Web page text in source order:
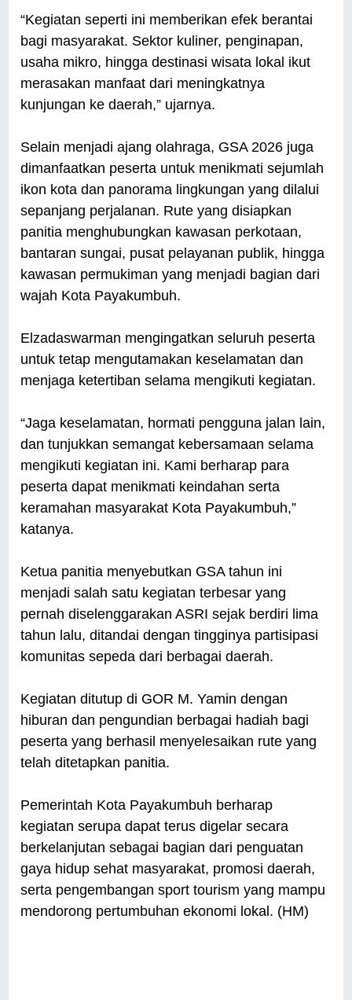
“Kegiatan seperti ini memberikan efek berantai
bagi masyarakat. Sektor kuliner, penginapan,
usaha mikro, hingga destinasi wisata lokal ikut
merasakan manfaat dari meningkatnya
kunjungan ke daerah,” ujarnya.
Selain menjadi ajang olahraga, GSA 2026 juga
dimanfaatkan peserta untuk menikmati sejumlah
ikon kota dan panorama lingkungan yang dilalui
sepanjang perjalanan. Rute yang disiapkan
panitia menghubungkan kawasan perkotaan,
bantaran sungai, pusat pelayanan publik, hingga
kawasan permukiman yang menjadi bagian dari
wajah Kota Payakumbuh.
Elzadaswarman mengingatkan seluruh peserta
untuk tetap mengutamakan keselamatan dan
menjaga ketertiban selama mengikuti kegiatan.
“Jaga keselamatan, hormati pengguna jalan lain,
dan tunjukkan semangat kebersamaan selama
mengikuti kegiatan ini. Kami berharap para
peserta dapat menikmati keindahan serta
keramahan masyarakat Kota Payakumbuh,”
katanya.
Ketua panitia menyebutkan GSA tahun ini
menjadi salah satu kegiatan terbesar yang
pernah diselenggarakan ASRI sejak berdiri lima
tahun lalu, ditandai dengan tingginya partisipasi
komunitas sepeda dari berbagai daerah.
Kegiatan ditutup di GOR M. Yamin dengan
hiburan dan pengundian berbagai hadiah bagi
peserta yang berhasil menyelesaikan rute yang
telah ditetapkan panitia.
Pemerintah Kota Payakumbuh berharap
kegiatan serupa dapat terus digelar secara
berkelanjutan sebagai bagian dari penguatan
gaya hidup sehat masyarakat, promosi daerah,
serta pengembangan sport tourism yang mampu
mendorong pertumbuhan ekonomi lokal. (HM)